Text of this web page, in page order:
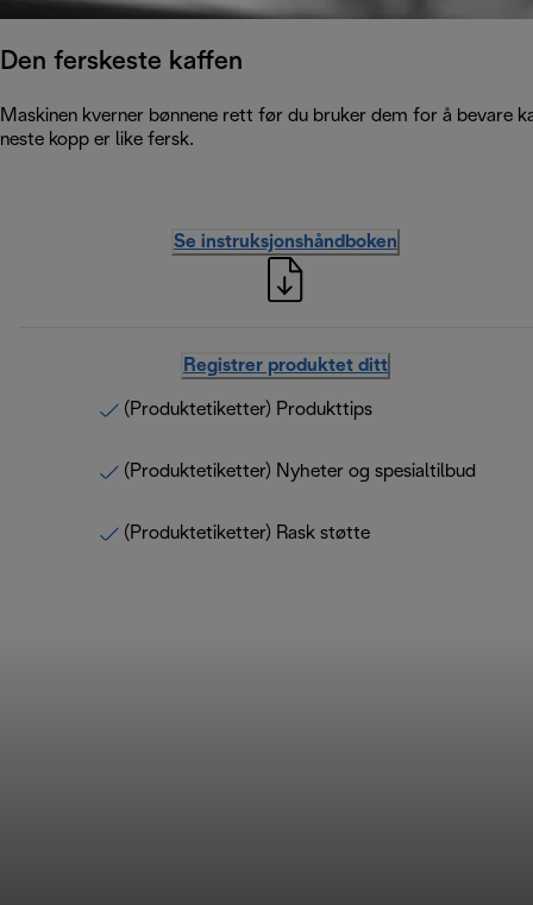
Den ferskeste kaffen
Maskinen kverner bønnene rett før du bruker dem for å bevare
neste kopp er like fersk.
Se instruksjonshåndboken
Registrer produktet ditt
(Produktetiketter) Produkttips
(Produktetiketter) Nyheter og spesialtilbud
(Produktetiketter) Rask støtte